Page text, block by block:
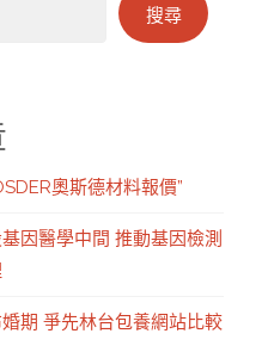
搜尋
奧斯德材料報價”
因醫學中間 推動基因檢測
期 爭先林台包養網站比較